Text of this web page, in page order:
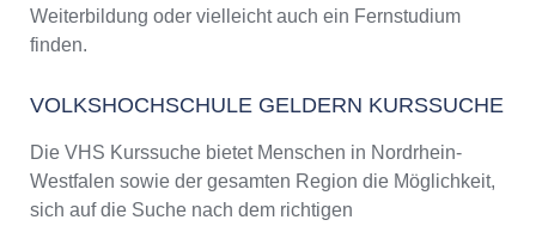
Weiterbildung oder vielleicht auch ein Fernstudium
finden.
VOLKSHOCHSCHULE GELDERN KURSSUCHE
Die VHS Kurssuche bietet Menschen in Nordrhein-
Westfalen sowie der gesamten Region die Möglichkeit,
sich auf die Suche nach dem richtigen